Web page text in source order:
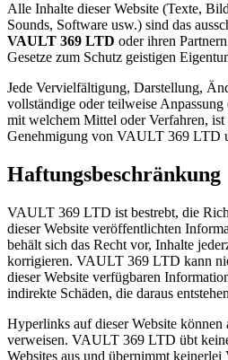
Alle Inhalte dieser Website (Texte,
Sounds, Software usw.) sind das
VAULT 369 LTD oder ihren
Gesetze zum Schutz geistigen
Jede Vervielfältigung, Darstellung,
vollständige oder teilweise
mit welchem Mittel oder Verfahren,
Genehmigung von VAULT 369 LTD
Haftungsbeschränkung
VAULT 369 LTD ist bestrebt, die
dieser Website veröffentlichten
behält sich das Recht vor, Inhalte
korrigieren. VAULT 369 LTD kann
dieser Website verfügbaren
indirekte Schäden, die daraus
Hyperlinks auf dieser Website können
verweisen. VAULT 369 LTD übt
Websites aus und übernimmt